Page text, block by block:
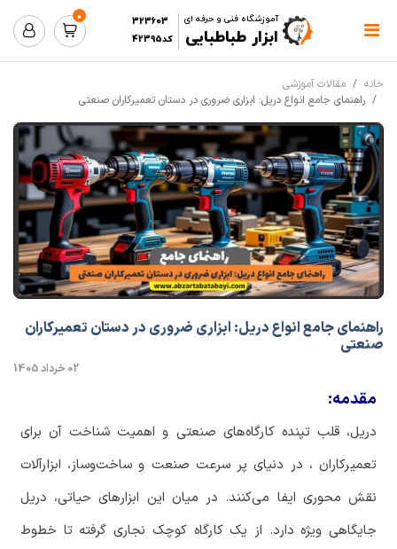
آموزشگاه فنی و حرفه ای
ابزار طباطبایی
323603
کد42395
0
خانه
مقالات آموزشی
‏راهنمای جامع انواع دریل: ابزاری ضروری در دستان تعمیرکاران صنعتی
‏راهنمای جامع انواع دریل: ابزاری ضروری در دستان تعمیرکاران
صنعتی
02 خرداد 1405
مقدمه:
دریل، قلب تپنده کارگاه‌های صنعتی و اهمیت شناخت آن برای
تعمیرکاران ، در دنیای پر سرعت صنعت و ساخت‌وساز، ابزارآلات
نقش محوری ایفا می‌کنند. در میان این ابزارهای حیاتی، دریل
جایگاهی ویژه دارد. از یک کارگاه کوچک نجاری گرفته تا خطوط